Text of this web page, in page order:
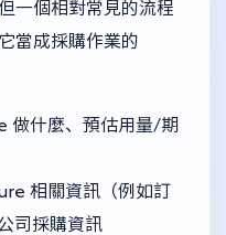
一個相對常見的流程
當成採購作業的
做什麼、預估用量/期
相關資訊（例如訂
司採購資訊